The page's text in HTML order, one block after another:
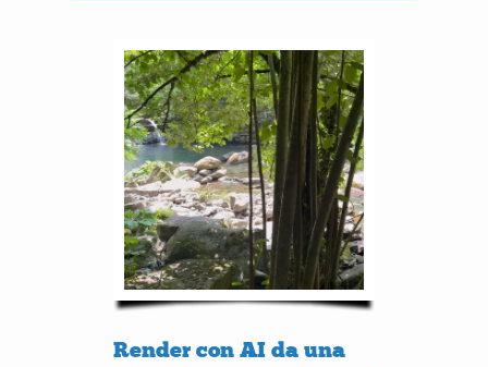
Render con AI da una